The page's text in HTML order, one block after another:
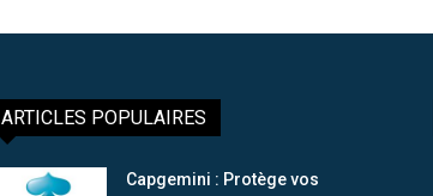
ARTICLES POPULAIRES
Capgemini : Protège vos